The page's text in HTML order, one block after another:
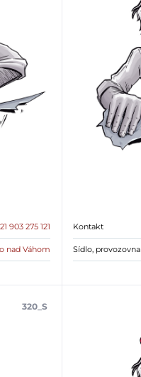
903 275 121
nad Váhom
Kontakt
Sídlo, provozovna
320_S